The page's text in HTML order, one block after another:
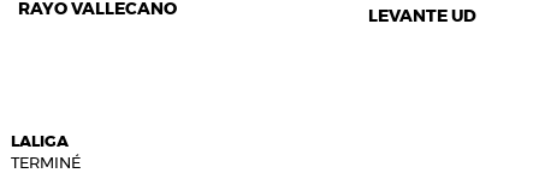
RAYO VALLECANO LEVANTE UD
LALIGA
TERMINÉ